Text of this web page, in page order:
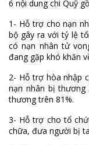
6 nội dung chi Quỹ
1- Hỗ trợ cho nạn
bộ gây ra với tỷ lệ
có nạn nhân tử
đang gặp khó khăn
2- Hỗ trợ hòa nhập
nạn nhân bị
thương trên 81%.
3- Hỗ trợ cho tổ
chữa, đưa người bị